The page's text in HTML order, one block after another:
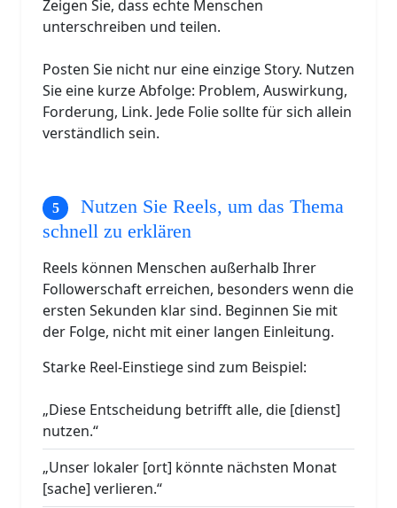
Zeigen Sie, dass echte Menschen
unterschreiben und teilen.
Posten Sie nicht nur eine einzige Story. Nutzen
Sie eine kurze Abfolge: Problem, Auswirkung,
Forderung, Link. Jede Folie sollte für sich allein
verständlich sein.
Nutzen Sie Reels, um das Thema
schnell zu erklären
Reels können Menschen außerhalb Ihrer
Followerschaft erreichen, besonders wenn die
ersten Sekunden klar sind. Beginnen Sie mit
der Folge, nicht mit einer langen Einleitung.
Starke Reel-Einstiege sind zum Beispiel:
„Diese Entscheidung betrifft alle, die [dienst]
nutzen.“
„Unser lokaler [ort] könnte nächsten Monat
[sache] verlieren.“